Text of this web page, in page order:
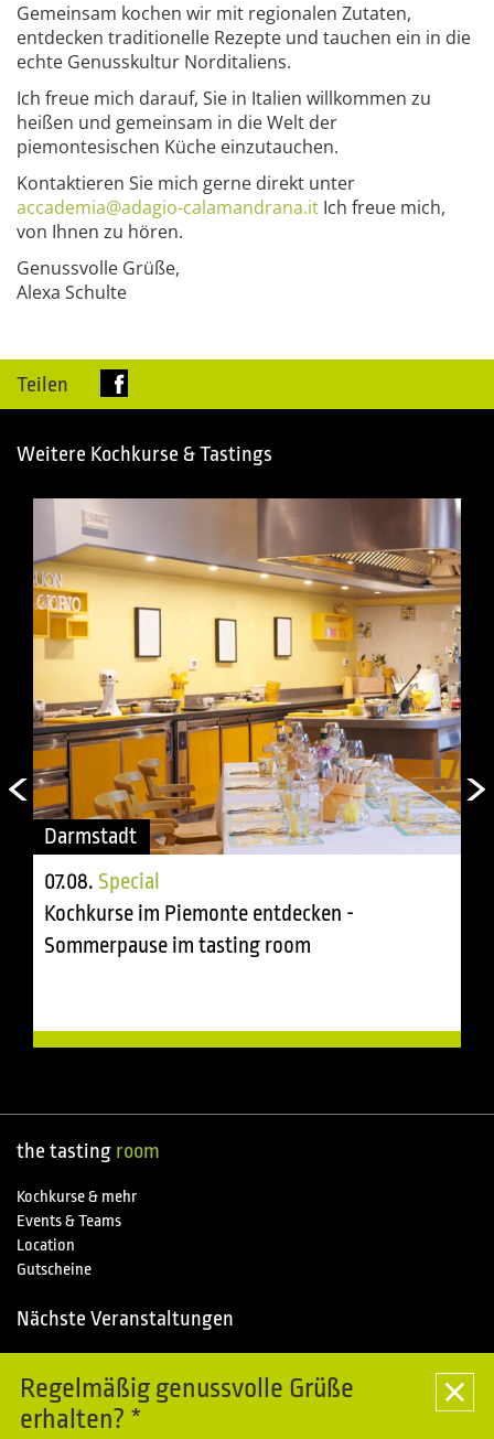
Gemeinsam kochen wir mit regionalen Zutaten,
entdecken traditionelle Rezepte und tauchen ein in die
echte Genusskultur Norditaliens.
Ich freue mich darauf, Sie in Italien willkommen zu
heißen und gemeinsam in die Welt der
piemontesischen Küche einzutauchen.
Kontaktieren Sie mich gerne direkt unter
accademia@adagio-calamandrana.it Ich freue mich,
von Ihnen zu hören.
Genussvolle Grüße,
Alexa Schulte
Teilen
Weitere Kochkurse & Tastings
Darmstadt
07.08. Special
Kochkurse im Piemonte entdecken -
Sommerpause im tasting room
Regelmäßig genussvolle Grüße
erhalten? *
the tasting room
Kochkurse & mehr
Events & Teams
Location
Gutscheine
Nächste Veranstaltungen
Kochkurse im Piemonte entdecken - Sommerpause im tasting room